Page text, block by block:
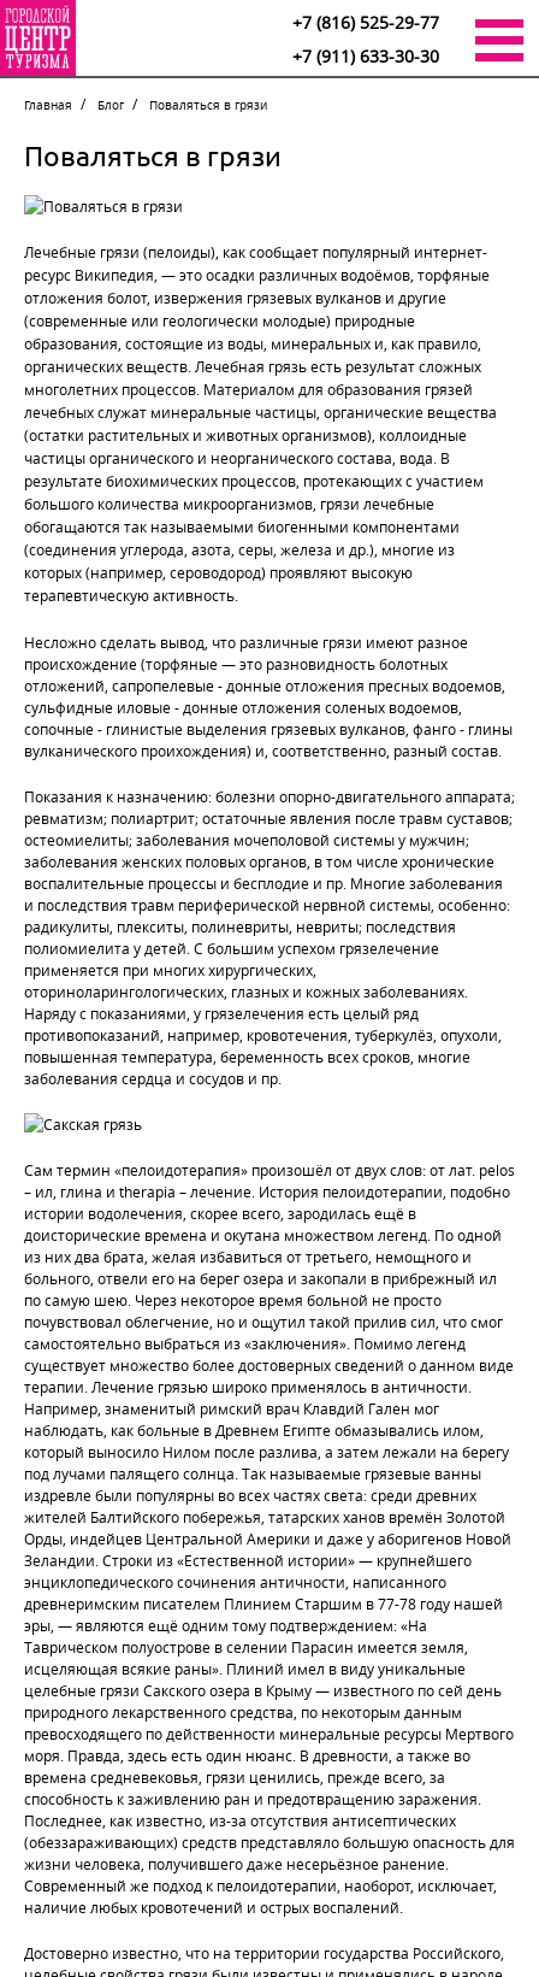
+7 (816) 525-29-77
+7 (911) 633-30-30
Главная Блог Поваляться в грязи
Поваляться в грязи
Лечебные грязи (пелоиды), как сообщает популярный интернет-
ресурс Википедия, —этоосадки различных водоёмов, торфяные
отложения болот, извержения грязевых вулканов и другие
(современные или геологически молодые) природные
образования, состоящие из воды, минеральных и, как правило,
органических веществ. Лечебная грязь есть результат сложных
многолетних процессов. Материалом для образования грязей
лечебных служат минеральные частицы, органические вещества
(остатки растительных и животных организмов), коллоидные
частицы органического и неорганического состава, вода. В
результате биохимических процессов, протекающих с участием
большого количества микроорганизмов , грязи лечебные
обогащаются так называемыми биогенными компонентами
(соединения углерода, азота, серы, железа и др.), многие из
которых (например, сероводород) проявляют высокую
терапевтическую активность.
Несложно сделать вывод, что различные грязи имеют разное
происхождение (торфяные — это разновидность болотных
отложений, сапропелевые - донные отложения пресных водоемов,
сульфидные иловые - донные отложения соленых водоемов,
сопочные - глинистые выделения грязевых вулканов, фанго - глины
вулканического проихождения) и, соответственно, разный состав.
Показания к назначению: болезни опорно-двигательного аппарата;
ревматизм; полиартрит; остаточные явления после травм суставов;
остеомиелиты; заболевания мочеполовой системы у мужчин;
заболевания женских половых органов, в том числе хронические
воспалительные процессы и бесплодие и пр. Многие заболевания
и последствия травм периферической нервной системы, особенно:
радикулиты, плекситы, полиневриты, невриты; последствия
полиомиелита у детей. С большим успехом грязелечение
применяется при многих хирургических,
оториноларингологических, глазных и кожных заболеваниях.
Наряду с показаниями, у грязелечения есть целый ряд
противопоказаний, например, кровотечения, туберкулёз, опухоли,
повышенная температура, беременность всех сроков, многие
заболевания сердца и сосудов и пр.
Сам термин «пелоидотерапия» произошёл от двух слов: от лат. pelos
– ил, глина и therapia – лечение. История пелоидотерапии, подобно
истории водолечения, скорее всего, зародилась ещё в
доисторические времена и окутана множеством легенд. По одной
из них два брата, желая избавиться от третьего, немощного и
больного, отвели его на берег озера и закопали в прибрежный ил
по самую шею. Через некоторое время больной не просто
почувствовал облегчение, но и ощутил такой прилив сил, что смог
самостоятельно выбраться из «заключения». Помимо легенд
существует множество более достоверных сведений о данном виде
терапии. Лечение грязью широко применялось в античности.
Например, знаменитый римский врач Клавдий Гален мог
наблюдать, как больные в Древнем Египте обмазывались илом,
который выносило Нилом после разлива, а затем лежали на берегу
под лучами палящего солнца. Так называемые грязевые ванны
издревле были популярны во всех частях света: среди древних
жителей Балтийского побережья, татарских ханов времён Золотой
Орды, индейцев Центральной Америки и даже у аборигенов Новой
Зеландии. Строки из «Естественной истории» — крупнейшего
энциклопедического сочинения античности, написанного
древнеримским писателем Плинием Старшим в 77-78 году нашей
эры, — являются ещё одним тому подтверждением: «На
Таврическом полуострове в селении Парасин имеется земля,
исцеляющая всякие раны». Плиний имел в виду уникальные
целебные грязи Сакского озера в Крыму — известного по сей день
природного лекарственного средства, по некоторым данным
превосходящего по действенности минеральные ресурсы Мертвого
моря. Правда, здесь есть один нюанс. В древности, а также во
времена средневековья, грязи ценились, прежде всего, за
способность к заживлению ран и предотвращению заражения.
Последнее, как известно, из-за отсутствия антисептических
(обеззараживающих) средств представляло большую опасность для
жизни человека, получившего даже несерьёзное ранение.
Современный же подход к пелоидотерапии, наоборот, исключает,
наличие любых кровотечений и острых воспалений.
Достоверно известно, что на территории государства Российского,